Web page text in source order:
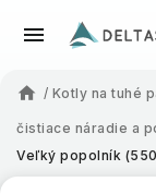
/ Kotly na tuhé
čistiace náradie a
Veľký popolník